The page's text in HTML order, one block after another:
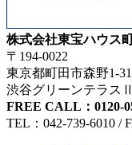
株式会社東宝ハウス
〒194-0022
東京都町田市森野1-
渋谷グリーンテラス
FREE CALL：0120-
TEL：042-739-6010 /